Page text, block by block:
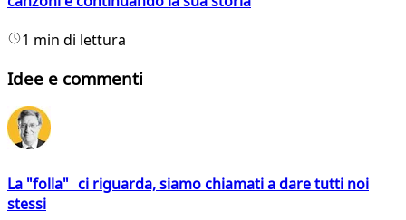
1 min di lettura
Idee e commenti
La "folla" ci riguarda, siamo chiamati a dare tutti noi
stessi